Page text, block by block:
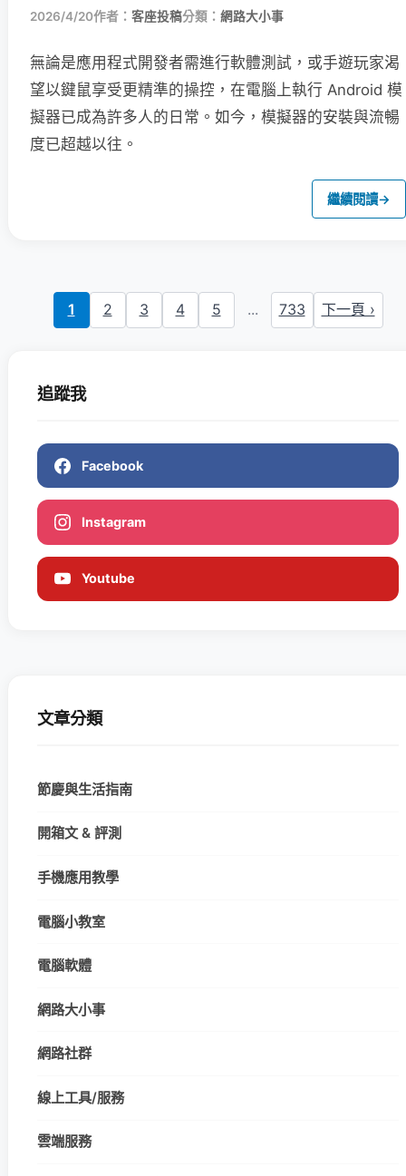
2026/4/20作者： 客座投稿分類： 網路大小事
無論是應用程式開發者需進行軟體測試，或手遊玩家渴
望以鍵鼠享受更精準的操控，在電腦上執行 Android 模
擬器已成為許多人的日常。如今，模擬器的安裝與流暢
度已超越以往。
繼續閱讀→
1 2 3 4 5 ... 733 下一頁 ›
追蹤我
Facebook
Instagram
Youtube
文章分類
節慶與生活指南
開箱文 & 評測
手機應用教學
電腦小教室
電腦軟體
網路大小事
網路社群
線上工具/服務
雲端服務